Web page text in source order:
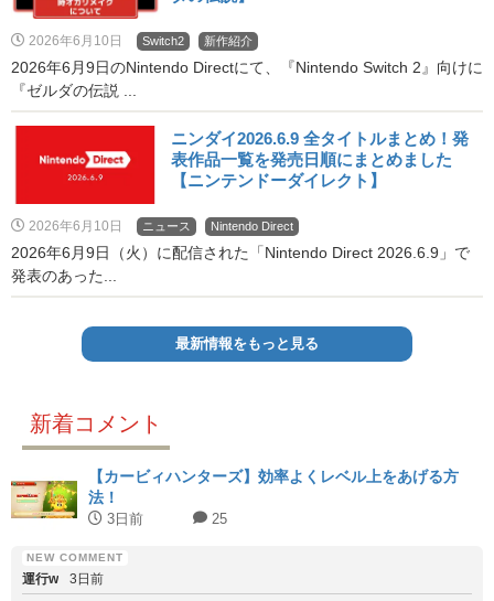
2026年6月10日 Switch2 新作紹介
2026年6月9日のNintendo Directにて、『Nintendo Switch 2』向けに
『ゼルダの伝説 ...
ニンダイ2026.6.9 全タイトルまとめ！発
表作品一覧を発売日順にまとめました
【ニンテンドーダイレクト】
2026年6月10日 ニュース Nintendo Direct
2026年6月9日（火）に配信された「Nintendo Direct 2026.6.9」で
発表のあった...
最新情報をもっと見る
新着コメント
【カービィハンターズ】効率よくレベル上をあげる方
法！
3日前 25
運行w 3日前